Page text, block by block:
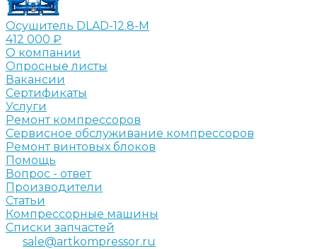
Осушитель DLAD-12.8-M
412 000 ₽
О компании
Опросные листы
Вакансии
Сертификаты
Услуги
Ремонт компрессоров
Сервисное обслуживание компрессоров
Ремонт винтовых блоков
Помощь
Вопрос - ответ
Производители
Статьи
Компрессорные машины
Списки запчастей
sale@artkompressor.ru